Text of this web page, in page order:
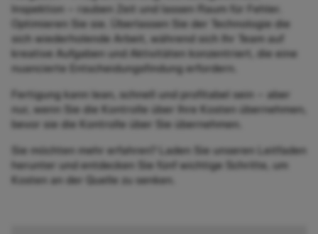
Inspektion – rauben Zeit und lassen Raum für Fehler.
Optimieren Sie sie. Überlassen Sie der Technologie die
sich wiederholende Arbeit, während sich Ihr Team auf
kreative Aufgaben und Aktivitäten konzentriert, die eine
nuancierte Entscheidungsfindung erfordern.
Fertigung kann lean, schnell und profitabel sein – aber
nur, wenn Sie die Kontrolle über Ihre Kosten übernehmen,
bevor sie die Kontrolle über Sie übernehmen.
Sie möchten mehr erfahren? Laden Sie unseren Leitfaden
herunter und entdecken Sie fünf wichtige Schritte, um
Kosten an der Quelle zu senken.